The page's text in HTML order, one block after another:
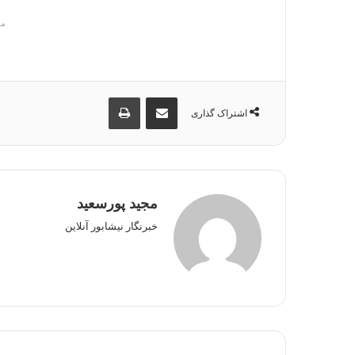
اشتراک گذاری
اشتراک گذاری از طریق ایمیل
مجید پورسعید
خبرنگار نیشابور آنلاین